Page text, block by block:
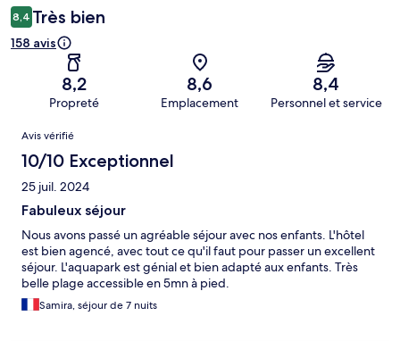
8,4 Très bien
158 avis
8,2
Propreté
8,6
Emplacement
8,4
Personnel et service
Avis
Avis vérifié
10/10 Exceptionnel
25 juil. 2024
Fabuleux séjour
Nous avons passé un agréable séjour avec nos enfants. L'hôtel
est bien agencé, avec tout ce qu'il faut pour passer un excellent
séjour. L'aquapark est génial et bien adapté aux enfants. Très
belle plage accessible en 5mn à pied.
Samira, séjour de 7 nuits